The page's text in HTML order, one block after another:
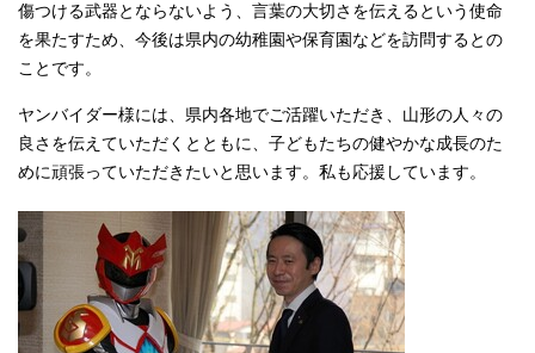
傷つける武器とならないよう、言葉の大切さを伝えるという使命
を果たすため、今後は県内の幼稚園や保育園などを訪問するとの
ことです。
ヤンバイダー様には、県内各地でご活躍いただき、山形の人々の
良さを伝えていただくとともに、子どもたちの健やかな成長のた
めに頑張っていただきたいと思います。私も応援しています。